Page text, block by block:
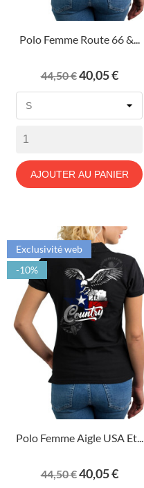
Polo Femme Route 66 &...
Prix
de
44,50 €Prix
40,05 €
AJOUTER AU PANIER
Polo Femme Aigle USA Et...
Prix
44,50 €Prix
40,05 €
Exclusivité web
-10%